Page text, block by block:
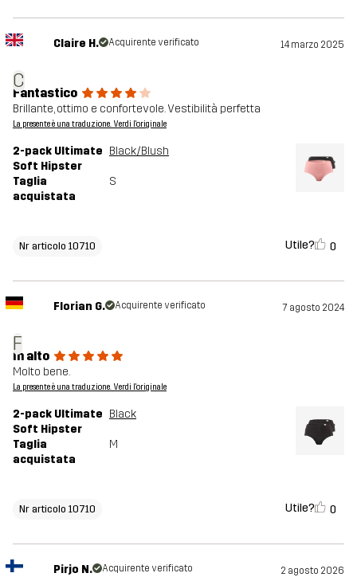
C
Claire H. Acquirente verificato 14 marzo 2025
Fantastico
Brillante, ottimo e confortevole. Vestibilità perfetta
La presente è una traduzione. Verdi l'originale
2-pack Ultimate
Soft Hipster
Black/Blush
Taglia
acquistata
S
Nr articolo 10710 Utile? 0
F
Florian G. Acquirente verificato 7 agosto 2024
In alto
Molto bene.
La presente è una traduzione. Verdi l'originale
2-pack Ultimate
Soft Hipster
Black
Taglia
acquistata
M
Nr articolo 10710 Utile? 0
Pirjo N. Acquirente verificato 2 agosto 2026